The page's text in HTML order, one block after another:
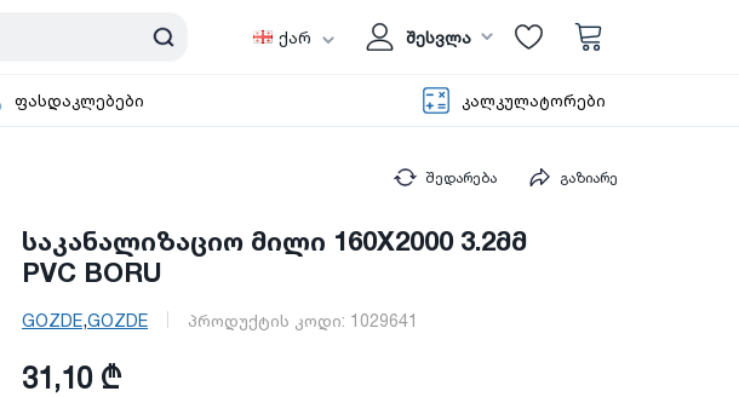
ქარ შესვლა
ფასდაკლებები კალკულატორები
შედარება გაზიარე
საკანალიზაციო მილი 160X2000 3.2მმ
PVC BORU
GOZDE,GOZDE პროდუქტის კოდი: 1029641
31,10 ₾